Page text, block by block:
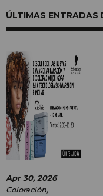
ÚLTIMAS ENTRADAS
Apr 30, 2026
Coloración,